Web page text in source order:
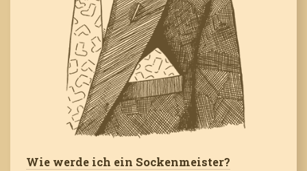
Wie werde ich ein Sockenmeister?